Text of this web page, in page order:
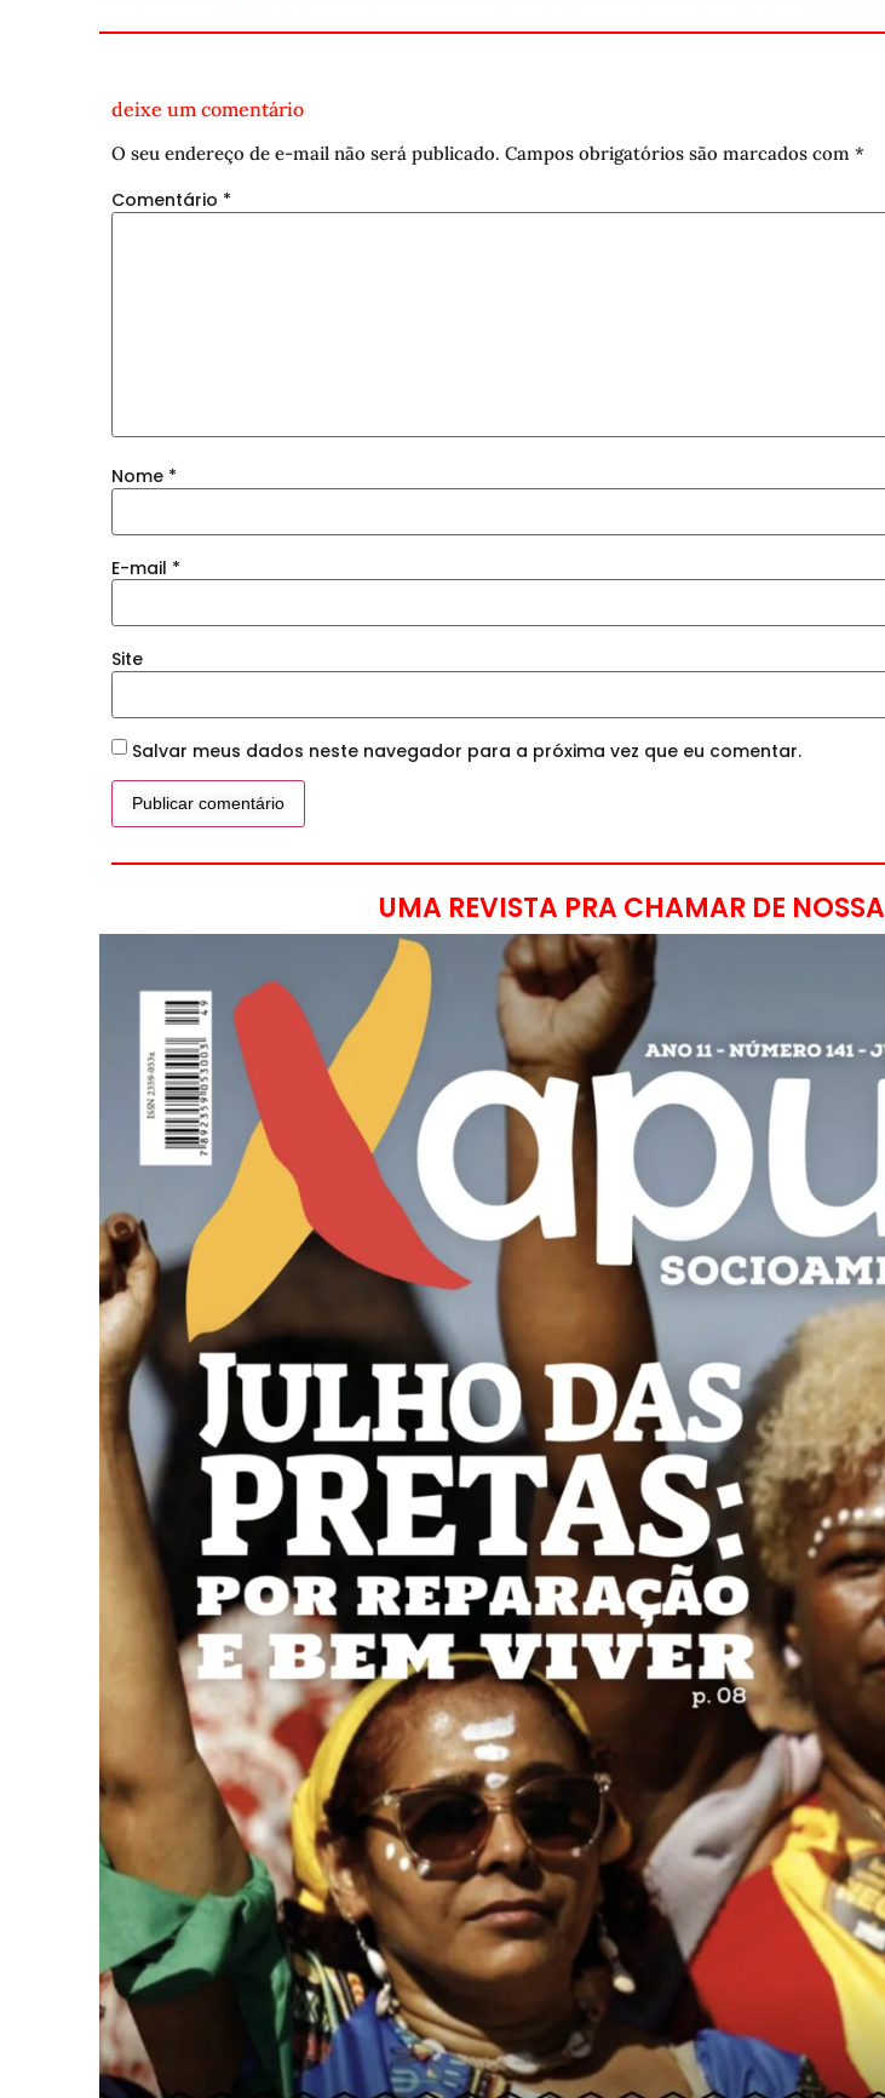
deixe um comentário
O seu endereço de e-mail não será publicado. Campos obrigatórios são marcados com *
Comentário *
Nome *
E-mail *
Site
Salvar meus dados neste navegador para a próxima vez que eu comentar.
UMA REVISTA PRA CHAMAR DE NOSSA